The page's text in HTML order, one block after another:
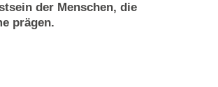
der Menschen, die
prägen.